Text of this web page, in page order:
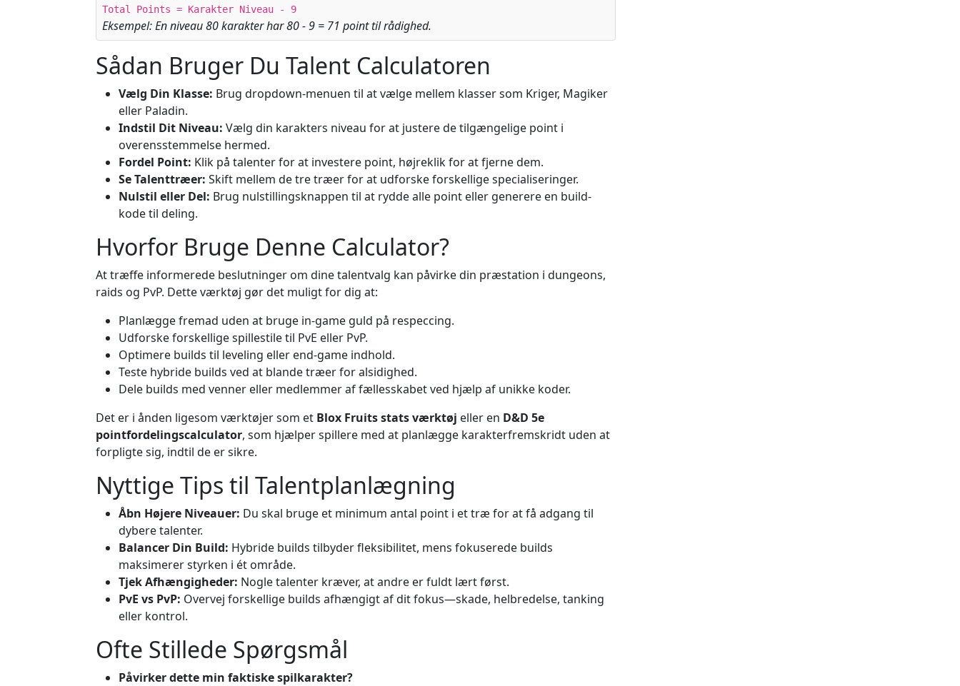
Total Points = Karakter Niveau - 9
Eksempel: En niveau 80 karakter har 80 - 9 = 71 point til rådighed.
Sådan Bruger Du Talent Calculatoren
Vælg Din Klasse: Brug dropdown-menuen til at vælge mellem klasser som Kriger, Magiker
eller Paladin.
Indstil Dit Niveau: Vælg din karakters niveau for at justere de tilgængelige point i
overensstemmelse hermed.
Fordel Point: Klik på talenter for at investere point, højreklik for at fjerne dem.
Se Talenttræer: Skift mellem de tre træer for at udforske forskellige specialiseringer.
Nulstil eller Del: Brug nulstillingsknappen til at rydde alle point eller generere en build-
kode til deling.
Hvorfor Bruge Denne Calculator?
At træffe informerede beslutninger om dine talentvalg kan påvirke din præstation i dungeons,
raids og PvP. Dette værktøj gør det muligt for dig at:
Planlægge fremad uden at bruge in-game guld på respeccing.
Udforske forskellige spillestile til PvE eller PvP.
Optimere builds til leveling eller end-game indhold.
Teste hybride builds ved at blande træer for alsidighed.
Dele builds med venner eller medlemmer af fællesskabet ved hjælp af unikke koder.
Det er i ånden ligesom værktøjer som et Blox Fruits stats værktøj eller en D&D 5e
pointfordelingscalculator, som hjælper spillere med at planlægge karakterfremskridt uden at
forpligte sig, indtil de er sikre.
Nyttige Tips til Talentplanlægning
Åbn Højere Niveauer: Du skal bruge et minimum antal point i et træ for at få adgang til
dybere talenter.
Balancer Din Build: Hybride builds tilbyder fleksibilitet, mens fokuserede builds
maksimerer styrken i ét område.
Tjek Afhængigheder: Nogle talenter kræver, at andre er fuldt lært først.
PvE vs PvP: Overvej forskellige builds afhængigt af dit fokus—skade, helbredelse, tanking
eller kontrol.
Ofte Stillede Spørgsmål
Påvirker dette min faktiske spilkarakter?